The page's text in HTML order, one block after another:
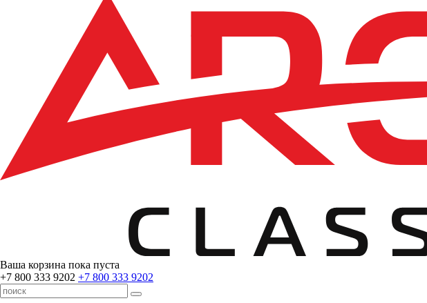
Ваша корзина пока пуста
+7 800 333 9202 +7 800 333 9202